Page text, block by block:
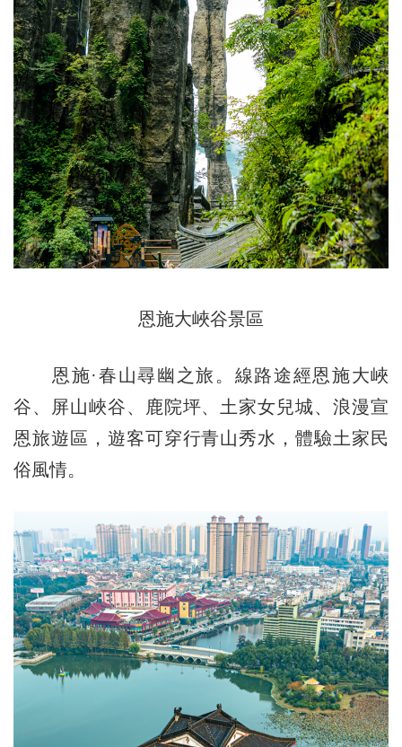
恩施大峽谷景區
恩施·春山尋幽之旅。線路途經恩施大峽
谷、屏山峽谷、鹿院坪、土家女兒城、浪漫宣
恩旅遊區，遊客可穿行青山秀水，體驗土家民
俗風情。